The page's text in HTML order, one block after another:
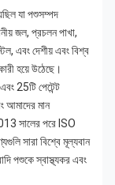
যা পশুসম্পদ
জল, প্রচলন পাখা,
এবং দেশীয় এবং বিশ্ব
হয়ে উঠেছে।
25টি পেটেন্ট
আমাদের মান
সালের পরে ISO
সারা বিশ্বে মূল্যবান
পশুকে স্বাস্থ্যকর এবং